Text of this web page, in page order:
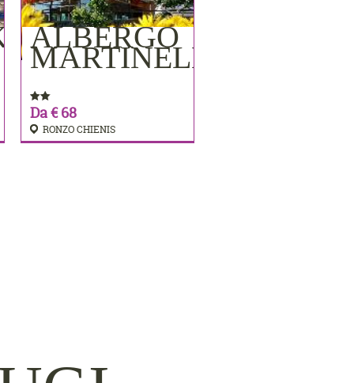
ALBERGO
MARTINELLI
Da € 68
RONZO CHIENIS
PRENOTA